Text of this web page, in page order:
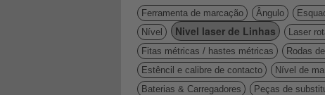
Ferramenta de marcação Ângulo
Nível
Nivel laser de Linhas Laser
Fitas métricas / hastes métricas
Rodas
Estêncil e calibre de contacto
Nível de
Baterias & Carregadores
Peças de